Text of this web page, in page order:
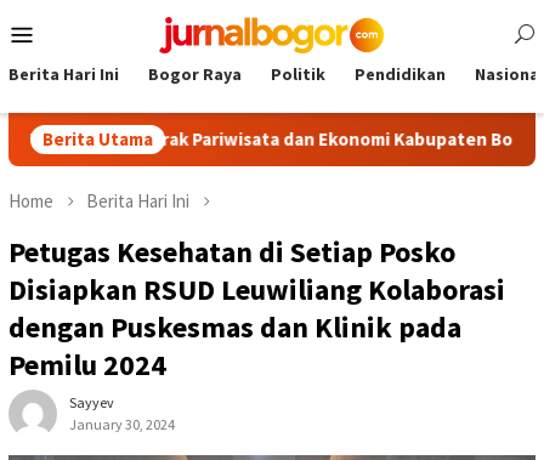
to
Menu
Berita Hari Ini Bogor Raya Politik Pendidikan Nasional
Berita Utama
Pariwisata dan Ekonomi Kabupaten Bogor
Home Berita Hari Ini
Petugas Kesehatan di Setiap Posko
Disiapkan RSUD Leuwiliang Kolaborasi
dengan Puskesmas dan Klinik pada
Pemilu 2024
Sayyev
January 30, 2024